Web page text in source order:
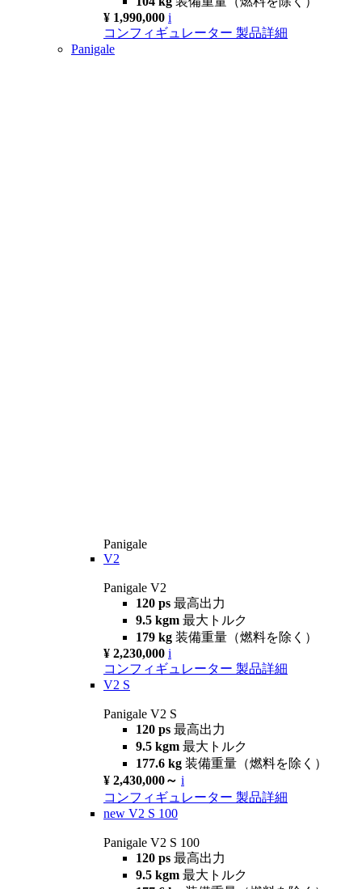
¥ 1,990,000 i
コンフィギュレーター 製品詳細
Panigale
Panigale
V2
Panigale V2
120 ps 最高出力
9.5 kgm 最大トルク
179 kg 装備重量（燃料を除く）
¥ 2,230,000 i
コンフィギュレーター 製品詳細
V2 S
Panigale V2 S
120 ps 最高出力
9.5 kgm 最大トルク
177.6 kg 装備重量（燃料を除く）
¥ 2,430,000～ i
コンフィギュレーター 製品詳細
new V2 S 100
Panigale V2 S 100
120 ps 最高出力
9.5 kgm 最大トルク